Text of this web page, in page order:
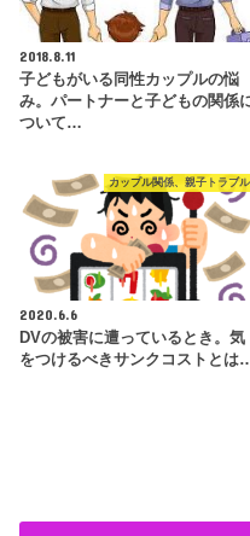
2018.8.11
子どもがいる同性カップルの悩
み。パートナーと子どもの関係
ついて…
カップル関係、親子トラブル
2020.6.6
DVの被害に遭っているとき。気
をつけるべきサンクコストとは